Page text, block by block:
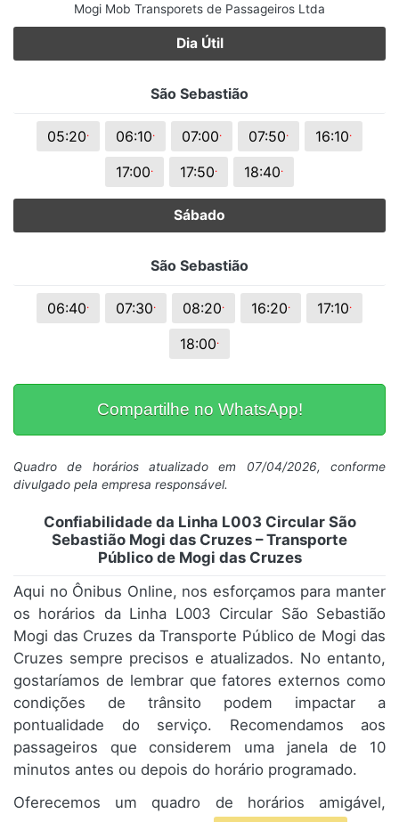
Mogi Mob Transporets de Passageiros Ltda
Dia Útil
São Sebastião
05:20. 06:10. 07:00. 07:50. 16:10.
17:00. 17:50. 18:40.
Sábado
São Sebastião
06:40. 07:30. 08:20. 16:20. 17:10.
18:00.
Compartilhe no WhatsApp!
Quadro de horários atualizado em 07/04/2026, conforme
divulgado pela empresa responsável.
Confiabilidade da Linha L003 Circular São
Sebastião Mogi das Cruzes – Transporte
Público de Mogi das Cruzes
Aqui no Ônibus Online, nos esforçamos para manter
os horários da Linha L003 Circular São Sebastião
Mogi das Cruzes da Transporte Público de Mogi das
Cruzes sempre precisos e atualizados. No entanto,
gostaríamos de lembrar que fatores externos como
condições de trânsito podem impactar a
pontualidade do serviço. Recomendamos aos
passageiros que considerem uma janela de 10
minutos antes ou depois do horário programado.
Oferecemos um quadro de horários amigável,